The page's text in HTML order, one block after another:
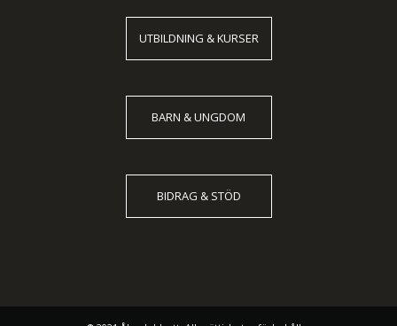
UTBILDNING & KURSER
BARN & UNGDOM
BIDRAG & STÖD